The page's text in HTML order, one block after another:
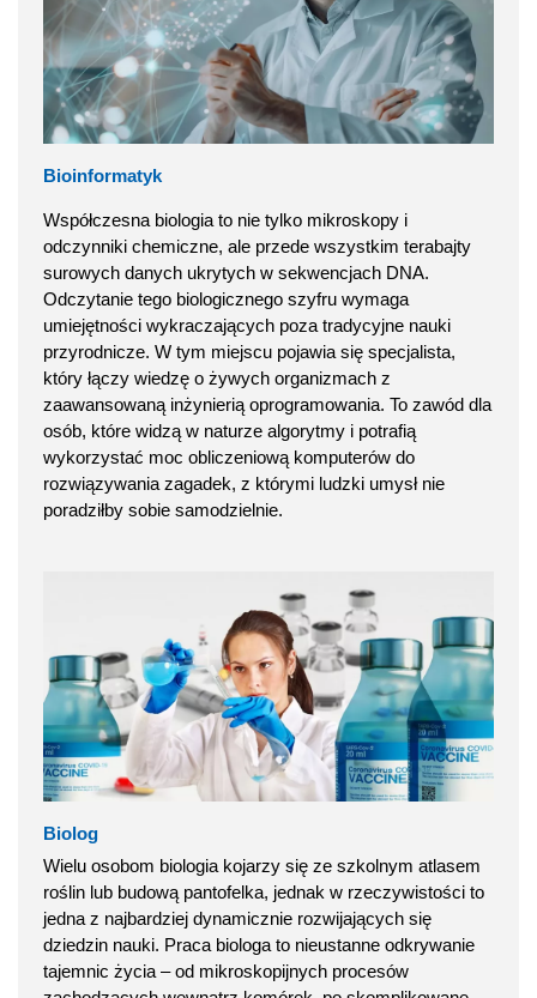
Bioinformatyk
Współczesna biologia to nie tylko mikroskopy i
odczynniki chemiczne, ale przede wszystkim terabajty
surowych danych ukrytych w sekwencjach DNA.
Odczytanie tego biologicznego szyfru wymaga
umiejętności wykraczających poza tradycyjne nauki
przyrodnicze. W tym miejscu pojawia się specjalista,
który łączy wiedzę o żywych organizmach z
zaawansowaną inżynierią oprogramowania. To zawód dla
osób, które widzą w naturze algorytmy i potrafią
wykorzystać moc obliczeniową komputerów do
rozwiązywania zagadek, z którymi ludzki umysł nie
poradziłby sobie samodzielnie.
Biolog
Wielu osobom biologia kojarzy się ze szkolnym atlasem
roślin lub budową pantofelka, jednak w rzeczywistości to
jedna z najbardziej dynamicznie rozwijających się
dziedzin nauki. Praca biologa to nieustanne odkrywanie
tajemnic życia – od mikroskopijnych procesów